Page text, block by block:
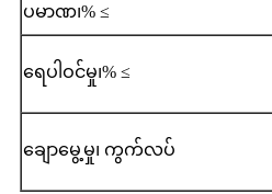
ပမာဏ၊% ≤
ရေပါဝင်မှု၊% ≤
ချောမွေ့မှု၊ ကွက်လပ်